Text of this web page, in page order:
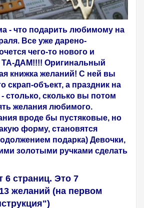
- что подарить любимому на
Все уже дарено-
чего-то нового и
ТА-ДАМ!!!! Оригинальный
книжка желаний! С ней вы
скрап-объект, а праздник на
столько, сколько вы потом
желания любимого.
вроде бы пустяковые, но
форму, становятся
подарка) Девочки,
золотыми ручками сделать
6 страниц. Это 7
желаний (на первом